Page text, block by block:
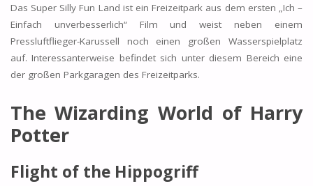
Das Super Silly Fun Land ist ein Freizeitpark aus dem ersten „Ich –
Einfach unverbesserlich“ Film und weist neben einem
Pressluftflieger-Karussell noch einen großen Wasserspielplatz
auf. Interessanterweise befindet sich unter diesem Bereich eine
der großen Parkgaragen des Freizeitparks.
The Wizarding World of Harry
Potter
Flight of the Hippogriff